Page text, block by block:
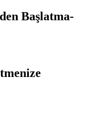
Başlatma-